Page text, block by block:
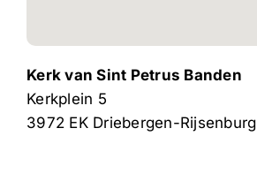
Kerk van Sint Petrus Banden
Kerkplein 5
3972 EK Driebergen-Rijsenburg